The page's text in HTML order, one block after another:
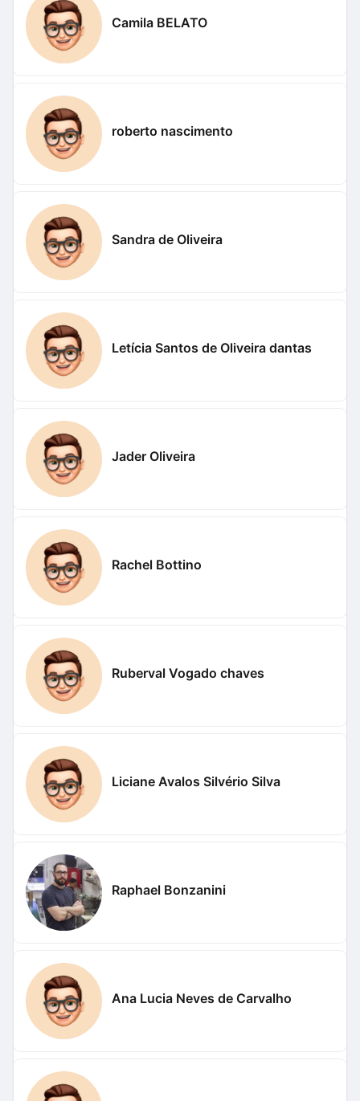
Camila BELATO
roberto nascimento
Sandra de Oliveira
Letícia Santos de Oliveira dantas
Jader Oliveira
Rachel Bottino
Ruberval Vogado chaves
Liciane Avalos Silvério Silva
Raphael Bonzanini
Ana Lucia Neves de Carvalho